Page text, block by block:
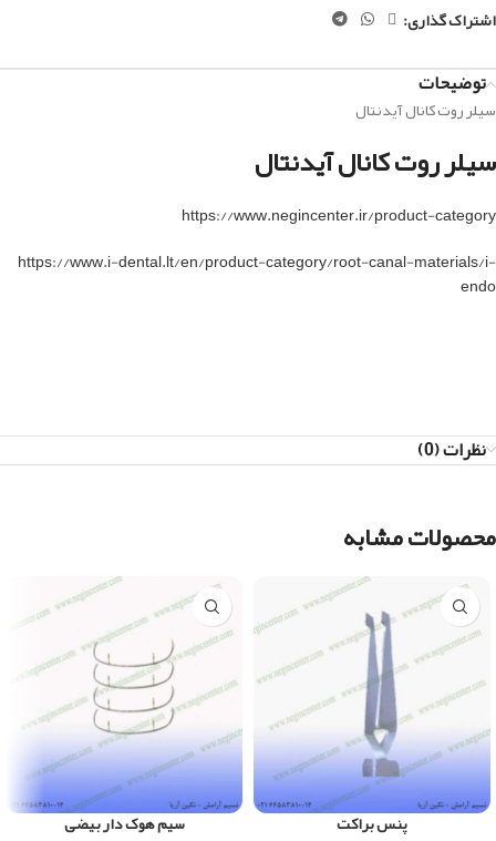
اشتراک گذاری:
توضیحات
سیلر روت کانال آیدنتال
سیلر روت کانال آیدنتال
https://www.negincenter.ir/product-category
https://www.i-dental.lt/en/product-category/root-canal-materials/i-
endo
نظرات (0)
محصولات مشابه
پنس براکت
سیم هوک دار بیضی